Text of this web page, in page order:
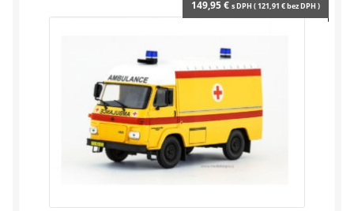
149,95€ s DPH (121,91 €bez DPH )